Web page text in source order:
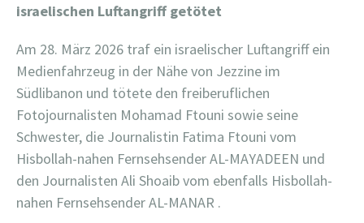
israelischen Luftangriff getötet
Am 28. März 2026 traf ein israelischer Luftangriff ein
Medienfahrzeug in der Nähe von Jezzine im
Südlibanon und tötete den freiberuflichen
Fotojournalisten Mohamad Ftouni sowie seine
Schwester, die Journalistin Fatima Ftouni vom
Hisbollah-nahen Fernsehsender AL-MAYADEEN und
den Journalisten Ali Shoaib vom ebenfalls Hisbollah-
nahen Fernsehsender AL-MANAR .